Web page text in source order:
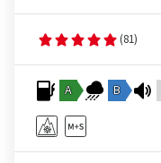
(81)
A B